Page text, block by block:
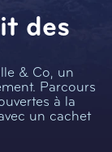
des
& Co, un
Parcours
à la
un cachet